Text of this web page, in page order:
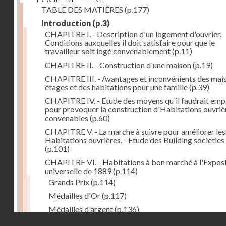
TABLE DES MATIÈRES (p.177)
Introduction (p.3)
CHAPITRE I. - Description d'un logement d'ouvrier.
Conditions auxquelles il doit satisfaire pour que le
travailleur soit logé convenablement(p.11)
CHAPITRE II. - Construction d'une maison(p.19)
CHAPITRE III. - Avantages et inconvénients des
étages et des habitations pour une famille(p.39)
CHAPITRE IV. - Etude des moyens qu'il faudrait
pour provoquer la construction d'Habitations
convenables (p.60)
CHAPITRE V. - La marche à suivre pour améliorer les
Habitations ouvrières. - Etude des Building societies
(p.101)
CHAPITRE VI. - Habitations à bon marché à
universelle de 1889(p.114)
Grands Prix(p.114)
Médailles d'Or(p.117)
Médailles d'argent(p.136)